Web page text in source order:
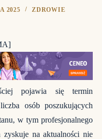
2025 ZDROWIE
pojawia się termin
osób poszukujących
w tym profesjonalnego
zyskuje na aktualności nie